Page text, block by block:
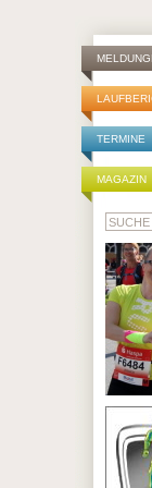
TERMINE
MAGAZIN